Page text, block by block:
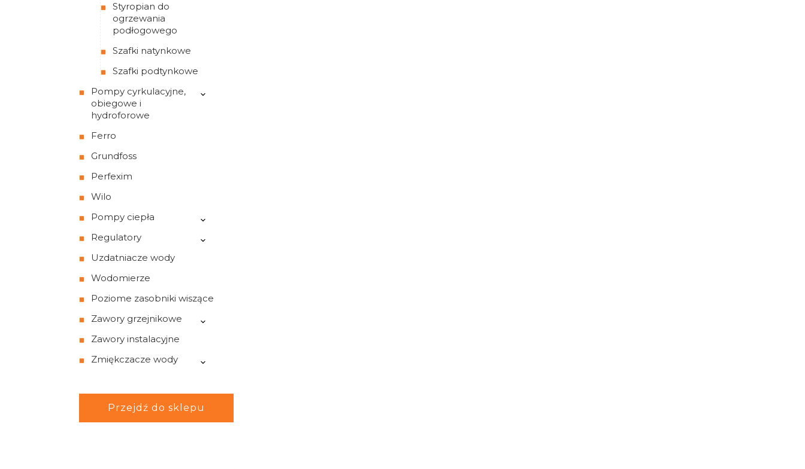
Styropian do
ogrzewania
podłogowego
Szafki natynkowe
Szafki podtynkowe
Pompy cyrkulacyjne,
obiegowe i
hydroforowe
Ferro
Grundfoss
Perfexim
Wilo
Pompy ciepła
Regulatory
Uzdatniacze wody
Wodomierze
Poziome zasobniki wiszące
Zawory grzejnikowe
Zawory instalacyjne
Zmiękczacze wody
Przejdź do sklepu